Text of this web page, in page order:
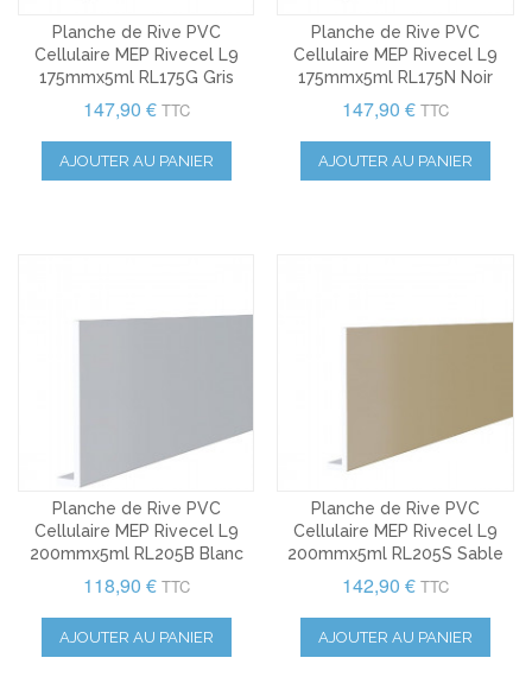
Planche de Rive PVC
Cellulaire MEP Rivecel L9
175mmx5ml RL175G Gris
147,90 € TTC
AJOUTER AU PANIER
Planche de Rive PVC
Cellulaire MEP Rivecel L9
175mmx5ml RL175N Noir
147,90 € TTC
AJOUTER AU PANIER
Planche de Rive PVC
Cellulaire MEP Rivecel L9
200mmx5ml RL205B Blanc
118,90 € TTC
AJOUTER AU PANIER
Planche de Rive PVC
Cellulaire MEP Rivecel L9
200mmx5ml RL205S Sable
142,90 € TTC
AJOUTER AU PANIER